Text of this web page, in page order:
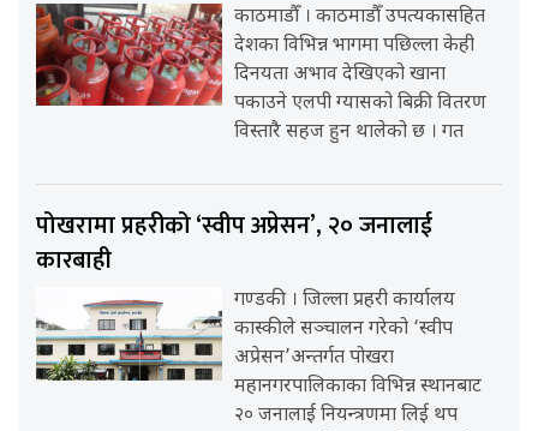
काठमाडौँ । काठमाडौँ उपत्यकासहित
देशका विभिन्न भागमा पछिल्ला केही
दिनयता अभाव देखिएको खाना
पकाउने एलपी ग्यासको बिक्री वितरण
विस्तारै सहज हुन थालेको छ । गत
पोखरामा प्रहरीको ‘स्वीप अप्रेसन’, २० जनालाई
कारबाही
गण्डकी । जिल्ला प्रहरी कार्यालय
कास्कीले सञ्चालन गरेको ‘स्वीप
अप्रेसन’अन्तर्गत पोखरा
महानगरपालिकाका विभिन्न स्थानबाट
२० जनालाई नियन्त्रणमा लिई थप